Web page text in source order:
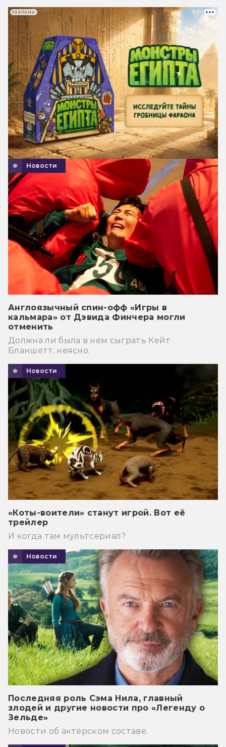
Новости
Англоязычный спин-офф «Игры в
кальмара» от Дэвида Финчера могли
отменить
Должна ли была в нем сыграть Кейт
Бланшетт, неясно.
Новости
«Коты-воители» станут игрой. Вот её
трейлер
И когда там мультсериал?
Новости
Последняя роль Сэма Нила, главный
злодей и другие новости про «Легенду о
Зельде»
Новости об актёрском составе.
РЕКЛАМА